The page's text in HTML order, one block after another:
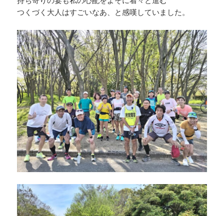
つくづく大人はすごいなあ、と感嘆していました。